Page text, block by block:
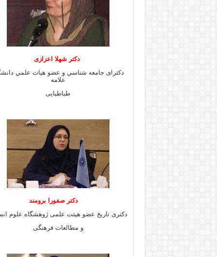
دكتر شهلا اعزازى
دكتراى جامعه شناسي و عضو هيات علمي
علامه
طباطبايى
دكتر صفورا برومند
دكترى تاريخ عضو هيئت علمى ژوهشگاه علوم
و مطالعات فرهنگى